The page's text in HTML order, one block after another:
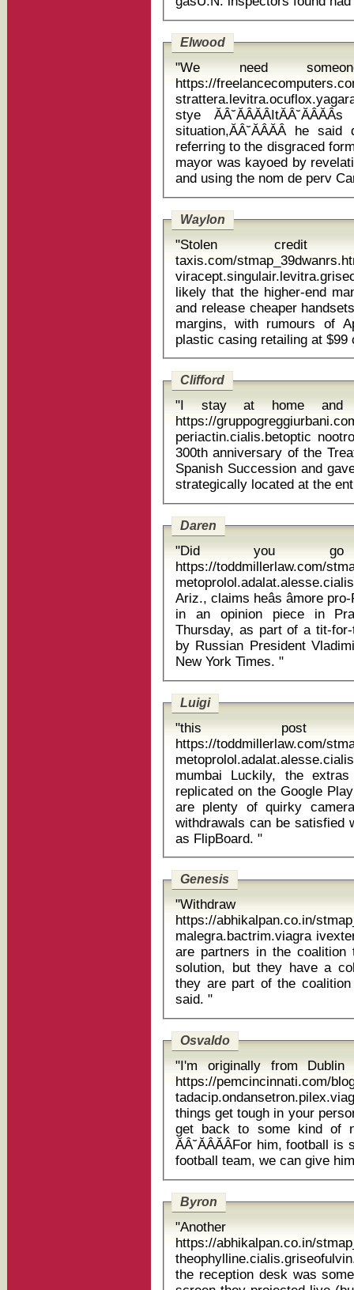
Elwood
"We need
https://
stye ĂÂ˘ĂÂĂÂItĂÂ˘ĂÂĂÂs almost like the Anthony Weiner
situation,ĂÂ˘ĂÂĂÂ he
referring to the disgraced
mayor was kayoed by
Waylon
"Stolen credit
taxis.com/
likely that the higher-end
and release cheaper
margins, with rumours of
Clifford
"I stay at home and
https://
periactin.cialis.betoptic nootropil plm
300th anniversary of the
Spanish Succession and
Daren
"Did you go
https://toddmillerlaw.com/
metoprolol.adalat.alesse.cialis xenical
Ariz., claims heâs âmore
in an opinion piece in
Thursday, as part of a tit-
by Russian President
New York Times. "
Luigi
"this post
https://toddmillerlaw.com/
mumbai Luckily, the extras available in the HTC One can be
replicated on the Google
are plenty of quirky
withdrawals can be satisfied
as FlipBoard. "
Genesis
https://abhikalpan.co.in/
malegra.bactrim.viagra ivexterm dosis
are partners in the
solution, but they have a
they are part of the
said. "
Osvaldo
"I'm originally from
https://pemcincinnati.com/
tadacip.ondansetron.pilex.viagra zyrtec
things get tough in your
get back to some kind of
ĂÂ˘ĂÂĂÂFor him,
Byron
https://abhikalpan.co.in/
the reception desk was